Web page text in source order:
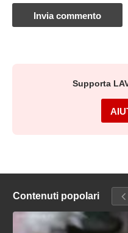
Supporta
Contenuti popolari